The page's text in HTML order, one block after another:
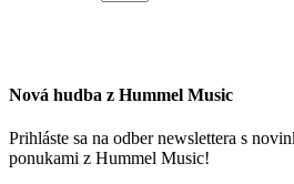
Nová hudba z Hummel Music
Prihláste sa na odber newslettera s
ponukami z Hummel Music!